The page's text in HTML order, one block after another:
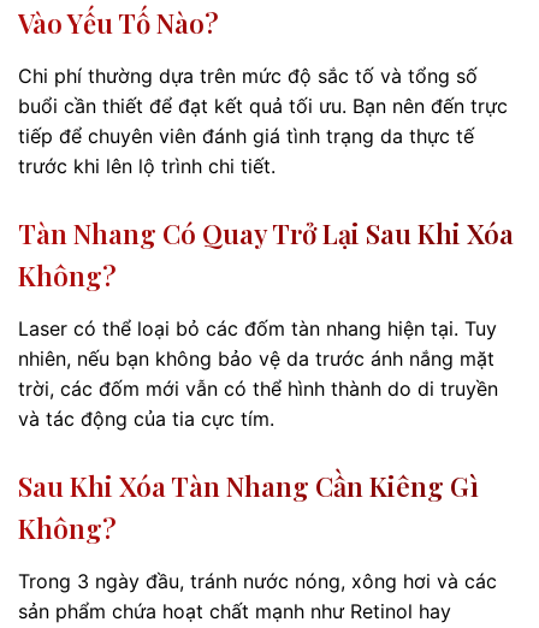
Vào Yếu Tố Nào?
Chi phí thường dựa trên mức độ sắc tố và tổng số
buổi cần thiết để đạt kết quả tối ưu. Bạn nên đến trực
tiếp để chuyên viên đánh giá tình trạng da thực tế
trước khi lên lộ trình chi tiết.
Tàn Nhang Có Quay Trở Lại Sau Khi Xóa
Không?
Laser có thể loại bỏ các đốm tàn nhang hiện tại. Tuy
nhiên, nếu bạn không bảo vệ da trước ánh nắng mặt
trời, các đốm mới vẫn có thể hình thành do di truyền
và tác động của tia cực tím.
Sau Khi Xóa Tàn Nhang Cần Kiêng Gì
Không?
Trong 3 ngày đầu, tránh nước nóng, xông hơi và các
sản phẩm chứa hoạt chất mạnh như Retinol hay